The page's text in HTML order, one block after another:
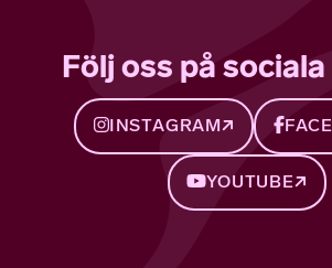
Följ oss på
INSTAGRAM
YOUTUBE